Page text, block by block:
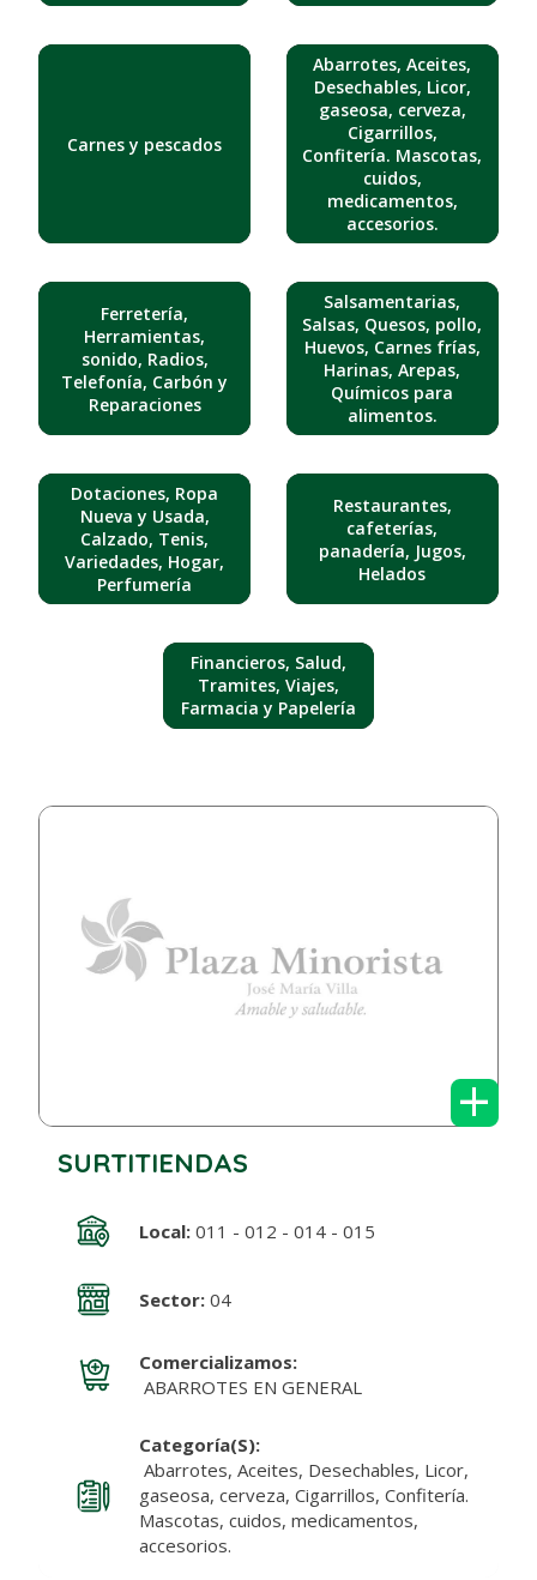
Carnes y pescados
Abarrotes, Aceites,
Desechables, Licor,
gaseosa, cerveza,
Cigarrillos,
Confitería. Mascotas,
cuidos,
medicamentos,
accesorios.
Ferretería,
Herramientas,
sonido, Radios,
Telefonía, Carbón y
Reparaciones
Salsamentarias,
Salsas, Quesos, pollo,
Huevos, Carnes frías,
Harinas, Arepas,
Químicos para
alimentos.
Dotaciones, Ropa
Nueva y Usada,
Calzado, Tenis,
Variedades, Hogar,
Perfumería
Restaurantes,
cafeterías,
panadería, Jugos,
Helados
Financieros, Salud,
Tramites, Viajes,
Farmacia y Papelería
+
SURTITIENDAS
Local:011 - 012 - 014 - 015
Sector:04
Comercializamos:
ABARROTES EN GENERAL
Categoría(s):
Abarrotes, Aceites, Desechables, Licor,
gaseosa, cerveza, Cigarrillos, Confitería.
Mascotas, cuidos, medicamentos,
accesorios.